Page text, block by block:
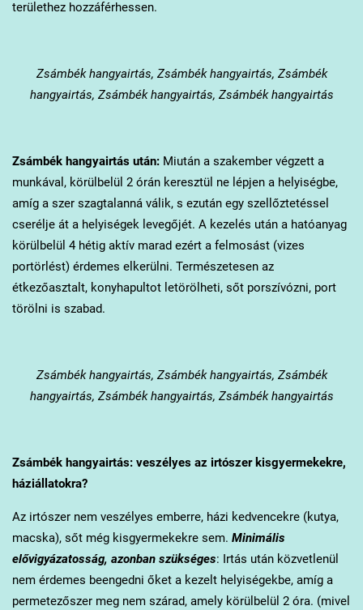
területhez hozzáférhessen.
Zsámbékhangyairtás, Zsámbék hangyairtás, Zsámbék
hangyairtás, Zsámbék hangyairtás, Zsámbék hangyairtás
Zsámbékhangyairtás után:Miután a szakember végzett a
munkával, körülbelül 2 órán keresztül ne lépjen a helyiségbe,
amíg a szer szagtalanná válik, s ezután egy szellőztetéssel
cserélje át a helyiségek levegőjét. A kezelés után a hatóanyag
körülbelül 4 hétig aktív marad ezért a felmosást (vizes
portörlést) érdemes elkerülni. Természetesen az
étkezőasztalt, konyhapultot letörölheti, sőt porszívózni, port
törölni is szabad.
Zsámbékhangyairtás, Zsámbék hangyairtás, Zsámbék
hangyairtás, Zsámbék hangyairtás, Zsámbék hangyairtás
Zsámbékhangyairtás: veszélyes az irtószer kisgyermekekre,
háziállatokra?
Az irtószer nem veszélyes emberre, házi kedvencekre (kutya,
macska), sőt még kisgyermekekre sem. Minimális
elővigyázatosság, azonban szükséges: Irtás után közvetlenül
nem érdemes beengedni őket a kezelt helyiségekbe, amíg a
permetezőszer meg nem szárad, amely körülbelül 2 óra. (mivel